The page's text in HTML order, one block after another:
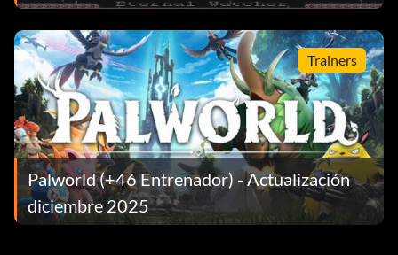
Trainers
Palworld (+46 Entrenador) - Actualización
diciembre 2025